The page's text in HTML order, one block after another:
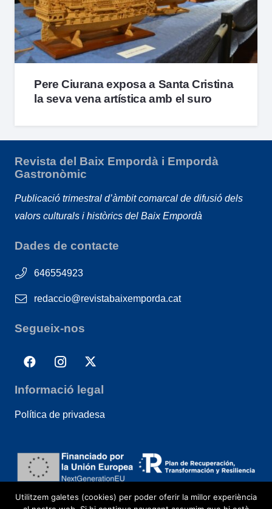
Pere Ciurana exposa a Santa Cristina
la seva vena artística amb el suro
Revista del Baix Empordà i Empordà
Gastronòmic
Publicació trimestral d’àmbit comarcal de difusió dels
valors culturals i històrics del Baix Empordà
Dades de contacte
646554923
redaccio@revistabaixemporda.cat
Segueix-nos
Informació legal
Política de privadesa
Utilitzem galetes (cookies) per poder oferir la millor experiència